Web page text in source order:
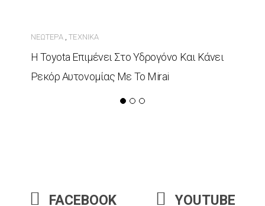
ΝΕΏΤΕΡΑ,ΤΕΧΝΙΚΆ
Η Toyota Επιμένει Στο Υδρογόνο Και Κάνει
Ρεκόρ Αυτονομίας Με Το Mirai
FACEBOOK YOUTUBE